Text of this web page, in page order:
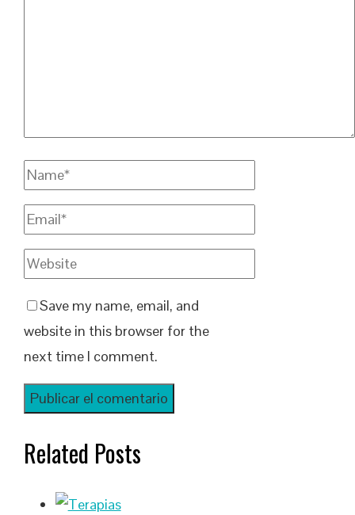
Save my name, email, and
website in this browser for the
next time I comment.
Related Posts